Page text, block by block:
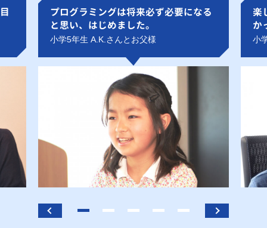
プログラミングは将来必ず必要になる
と思い、はじめました。
小学5年生 A.K.さんとお父様
楽
か
小